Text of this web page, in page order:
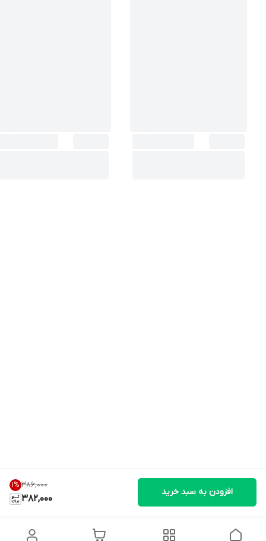
۳۸۶٬۰۰۰ 1%
382,000
افزودن به سبد خرید